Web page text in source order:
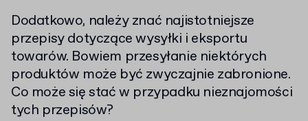
Dodatkowo, należy znać najistotniejsze
przepisy dotyczące wysyłki i eksportu
towarów. Bowiem przesyłanie niektórych
produktów może być zwyczajnie zabronione.
Co może się stać w przypadku nieznajomości
tych przepisów?